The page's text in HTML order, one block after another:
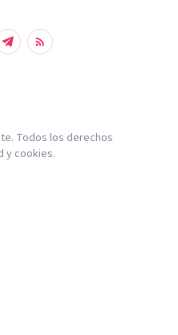
Todos los derechos
y cookies.